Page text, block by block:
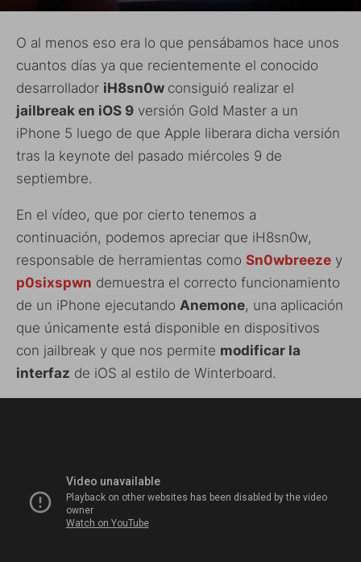
O al menos eso era lo que pensábamos hace unos
cuantos días ya que recientemente el conocido
desarrollador iH8sn0w consiguió realizar el
jailbreak en iOS 9 versión Gold Master a un
iPhone 5 luego de que Apple liberara dicha versión
tras la keynote del pasado miércoles 9 de
septiembre.
En el vídeo, que por cierto tenemos a
continuación, podemos apreciar que iH8sn0w,
responsable de herramientas como Sn0wbreeze y
p0sixspwn demuestra el correcto funcionamiento
de un iPhone ejecutando Anemone, una aplicación
que únicamente está disponible en dispositivos
con jailbreak y que nos permite modificar la
interfaz de iOS al estilo de Winterboard.